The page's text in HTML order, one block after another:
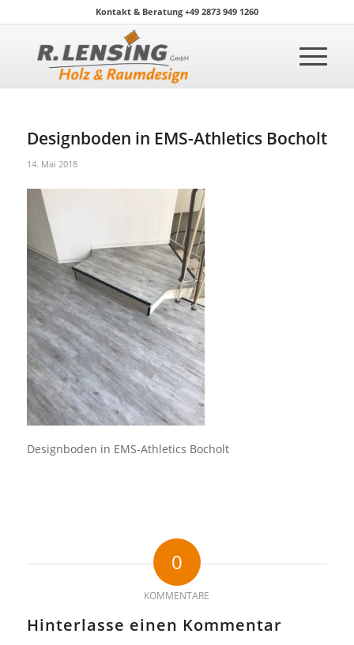
Kontakt & Beratung +49 2873 949 1260
Designboden in EMS-Athletics Bocholt
14. Mai 2018
Designboden in EMS-Athletics Bocholt
0
KOMMENTARE
Hinterlasse einen Kommentar